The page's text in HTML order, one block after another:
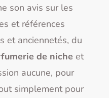
son avis sur les
et références
et anciennetés, du
de niche et
aucune, pour
simplement pour